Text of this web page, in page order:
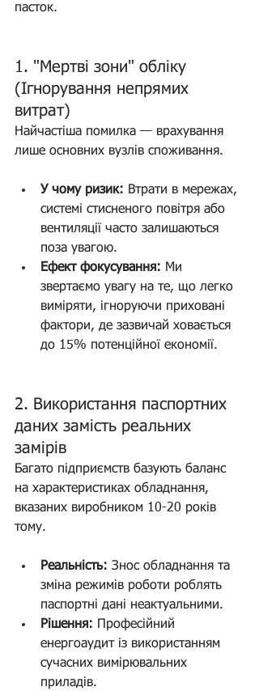
пасток.
1. "Мертві зони" обліку
(Ігнорування непрямих
витрат)
Найчастіша помилка — врахування
лише основних вузлів споживання.
У чому ризик: Втрати в мережах,
системі стисненого повітря або
вентиляції часто залишаються
поза увагою.
Ефект фокусування: Ми
звертаємо увагу на те, що легко
виміряти, ігноруючи приховані
фактори, де зазвичай ховається
до 15% потенційної економії.
2. Використання паспортних
даних замість реальних
замірів
Багато підприємств базують баланс
на характеристиках обладнання,
вказаних виробником 10-20 років
тому.
Реальність: Знос обладнання та
зміна режимів роботи роблять
паспортні дані неактуальними.
Рішення: Професійний
енергоаудит із використанням
сучасних вимірювальних
приладів.